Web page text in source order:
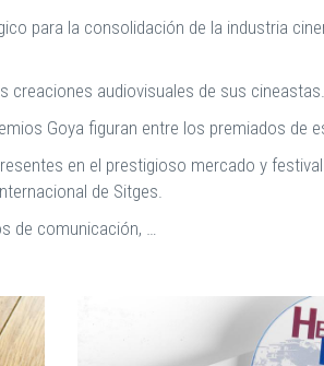
para la consolidación de la industria
audiovisuales de sus cineastas.
Goya figuran entre los premiados de
en el prestigioso mercado y
de Sitges.
de comunicación, …